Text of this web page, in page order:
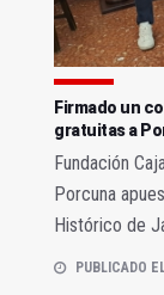
Firmado un
gratuitas a
Fundación
Porcuna
Histórico de
PUBLICADO